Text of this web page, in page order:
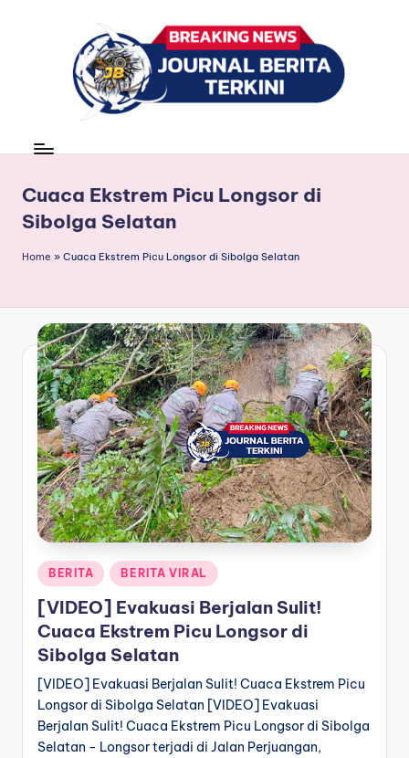
r
n
a
B
e
ri
t
a
T
e
r
k
n
news
Cuaca Ekstrem Picu Longsor di
Sibolga Selatan
Home » Cuaca Ekstrem Picu Longsor di Sibolga Selatan
Posted
in
BERITA BERITA VIRAL
[VIDEO] Evakuasi Berjalan Sulit!
Cuaca Ekstrem Picu Longsor di
Sibolga Selatan
[VIDEO] Evakuasi Berjalan Sulit! Cuaca Ekstrem Picu
Longsor di Sibolga Selatan [VIDEO] Evakuasi
Berjalan Sulit! Cuaca Ekstrem Picu Longsor di Sibolga
Selatan - Longsor terjadi di Jalan Perjuangan,